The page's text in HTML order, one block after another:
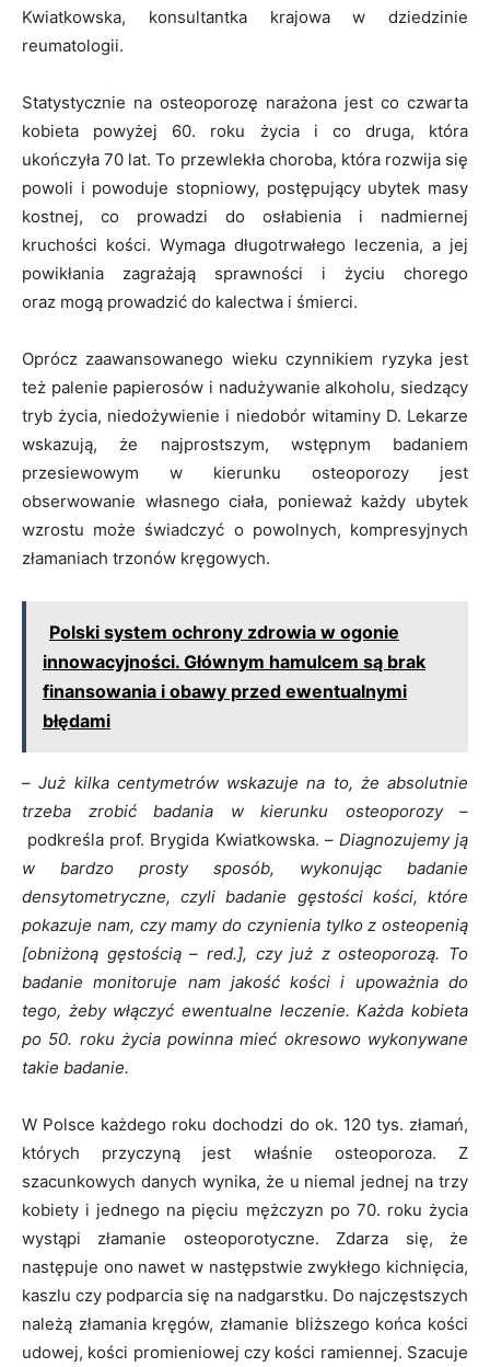
Kwiatkowska, konsultantka krajowa w dziedzinie
reumatologii.
Statystycznie na osteoporozę narażona jest co czwarta
kobieta powyżej 60. roku życia i co druga, która
ukończyła 70 lat. To przewlekła choroba, która rozwija się
powoli i powoduje stopniowy, postępujący ubytek masy
kostnej, co prowadzi do osłabienia i nadmiernej
kruchości kości. Wymaga długotrwałego leczenia, a jej
powikłania zagrażają sprawności i życiu chorego
oraz mogą prowadzić do kalectwa i śmierci.
Oprócz zaawansowanego wieku czynnikiem ryzyka jest
też palenie papierosów i nadużywanie alkoholu, siedzący
tryb życia, niedożywienie i niedobór witaminy D. Lekarze
wskazują, że najprostszym, wstępnym badaniem
przesiewowym w kierunku osteoporozy jest
obserwowanie własnego ciała, ponieważ każdy ubytek
wzrostu może świadczyć o powolnych, kompresyjnych
złamaniach trzonów kręgowych.
Polski system ochrony zdrowia w ogonie
innowacyjności. Głównym hamulcem są brak
finansowania i obawy przed ewentualnymi
błędami
– Już kilka centymetrów wskazuje na to, że absolutnie
trzeba zrobić badania w kierunku osteoporozy –
podkreśla prof. Brygida Kwiatkowska. – Diagnozujemy ją
w bardzo prosty sposób, wykonując badanie
densytometryczne, czyli badanie gęstości kości, które
pokazuje nam, czy mamy do czynienia tylko z osteopenią
[obniżoną gęstością – red.], czy już z osteoporozą. To
badanie monitoruje nam jakość kości i upoważnia do
tego, żeby włączyć ewentualne leczenie. Każda kobieta
po 50. roku życia powinna mieć okresowo wykonywane
takie badanie.
W Polsce każdego roku dochodzi do ok. 120 tys. złamań,
których przyczyną jest właśnie osteoporoza. Z
szacunkowych danych wynika, że u niemal jednej na trzy
kobiety i jednego na pięciu mężczyzn po 70. roku życia
wystąpi złamanie osteoporotyczne. Zdarza się, że
następuje ono nawet w następstwie zwykłego kichnięcia,
kaszlu czy podparcia się na nadgarstku. Do najczęstszych
należą złamania kręgów, złamanie bliższego końca kości
udowej, kości promieniowej czy kości ramiennej. Szacuje